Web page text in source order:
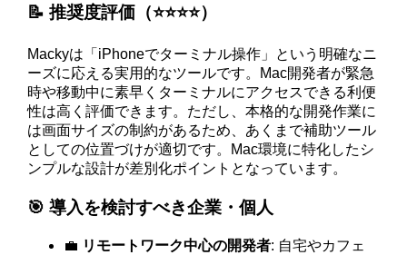
📝 推奨度評価（⭐️⭐️⭐️⭐️）
Mackyは「iPhoneでターミナル操作」という明確なニ
ーズに応える実用的なツールです。Mac開発者が緊急
時や移動中に素早くターミナルにアクセスできる利便
性は高く評価できます。ただし、本格的な開発作業に
は画面サイズの制約があるため、あくまで補助ツール
としての位置づけが適切です。Mac環境に特化したシ
ンプルな設計が差別化ポイントとなっています。
🎯 導入を検討すべき企業・個人
💼 リモートワーク中心の開発者: 自宅やカフェ